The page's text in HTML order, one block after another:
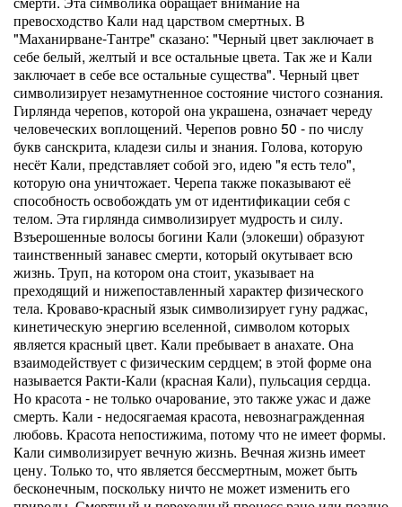
превосходство Кали над царством смертных. В
"Маханирване-Тантре" сказано: "Черный цвет заключает в
себе белый, желтый и все остальные цвета. Так же и Кали
заключает в себе все остальные существа". Черный цвет
символизирует незамутненное состояние чистого сознания.
Гирлянда черепов, которой она украшена, означает череду
человеческих воплощений. Черепов ровно 50 - по числу
букв санскрита, кладези силы и знания. Голова, которую
несёт Кали, представляет собой эго, идею "я есть тело",
которую она уничтожает. Черепа также показывают её
способность освобождать ум от идентификации себя с
телом. Эта гирлянда символизирует мудрость и силу.
Взъерошенные волосы богини Кали (элокеши) образуют
таинственный занавес смерти, который окутывает всю
жизнь. Труп, на котором она стоит, указывает на
преходящий и нижепоставленный характер физического
тела. Кроваво-красный язык символизирует гуну раджас,
кинетическую энергию вселенной, символом которых
является красный цвет. Кали пребывает в анахате. Она
взаимодействует с физическим сердцем; в этой форме она
называется Ракти-Кали (красная Кали), пульсация сердца.
Но красота - не только очарование, это также ужас и даже
смерть. Кали - недосягаемая красота, невознагражденная
любовь. Красота непостижима, потому что не имеет формы.
Кали символизирует вечную жизнь. Вечная жизнь имеет
цену. Только то, что является бессмертным, может быть
бесконечным, поскольку ничто не может изменить его